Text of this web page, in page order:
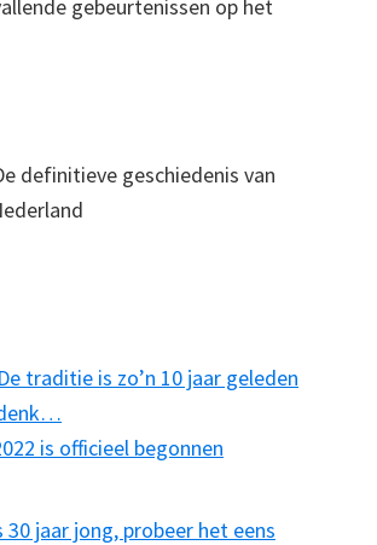
gebeurtenissen op het
definitieve geschiedenis van
traditie is zo’n 10 jaar geleden
is officieel begonnen
30 jaar jong, probeer het eens